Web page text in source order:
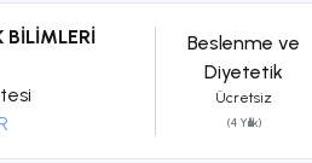
BİLİMLERİ
Beslenme ve
Diyetetik
Ücretsiz
(4 Yıllık)